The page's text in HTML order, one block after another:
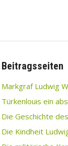
Beitragsseiten
Markgraf Ludwig
Türkenlouis ein
Die Geschichte
Die Kindheit